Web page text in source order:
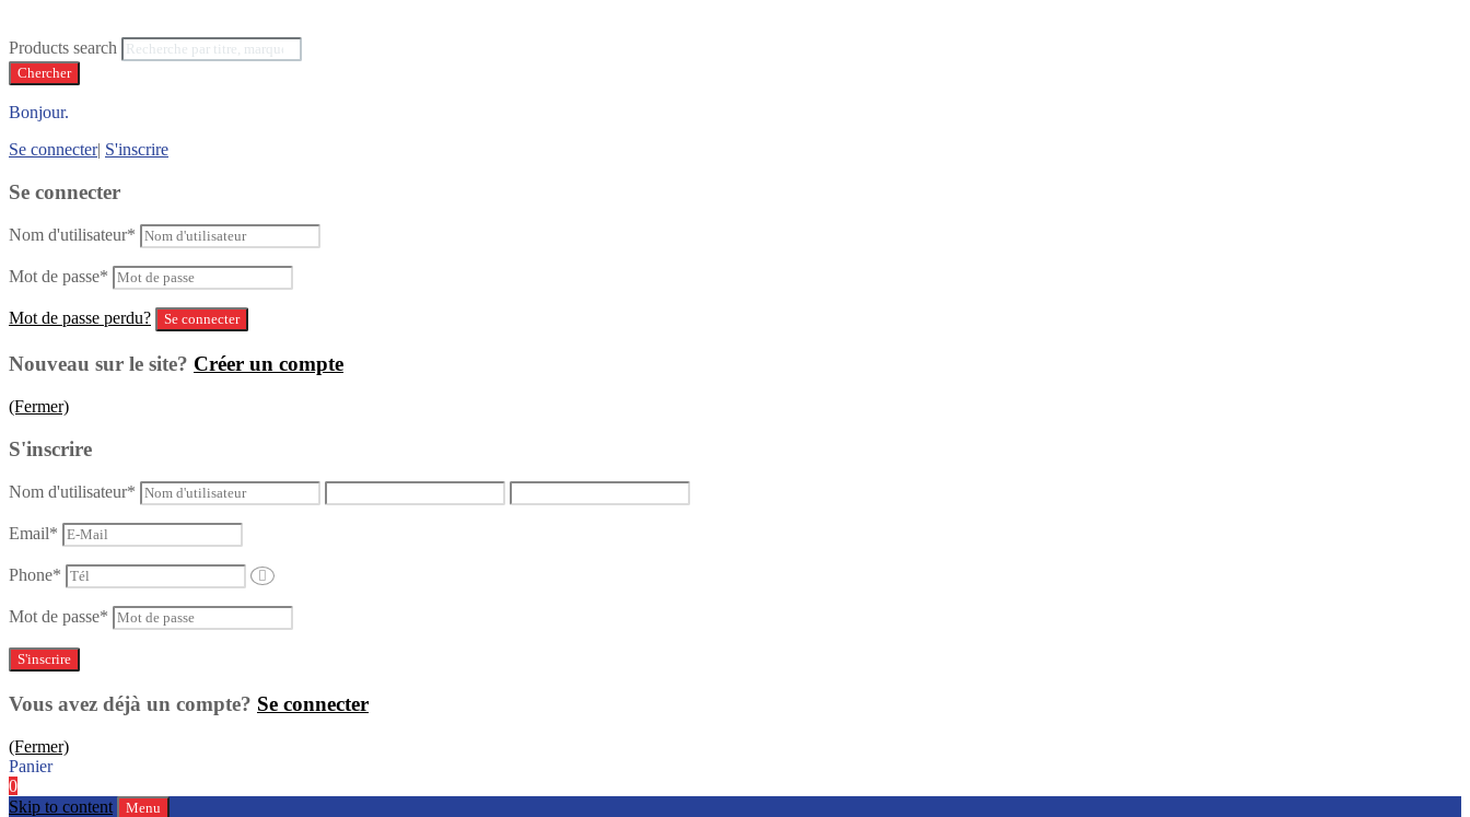
Products search
Chercher
Bonjour.
Se connecter| S'inscrire
Se connecter
Nom d'utilisateur*
Mot de passe*
Mot de passe perdu?
Nouveau sur le site? Créer un compte
(Fermer)
S'inscrire
Nom d'utilisateur*
Email*
Phone*
Mot de passe*
Vous avez déjà un compte? Se connecter
(Fermer)
Panier
0
Skip to content
Menu